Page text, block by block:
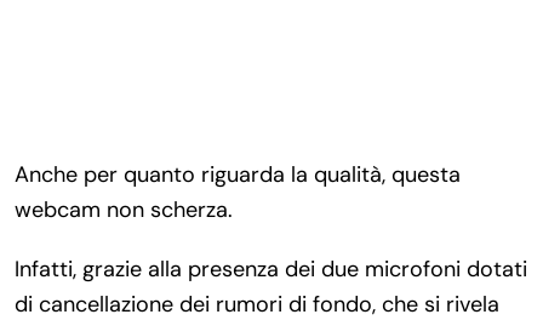
Anche per quanto riguarda la qualità, questa
webcam non scherza.
Infatti, grazie alla presenza dei due microfoni dotati
di cancellazione dei rumori di fondo, che si rivela